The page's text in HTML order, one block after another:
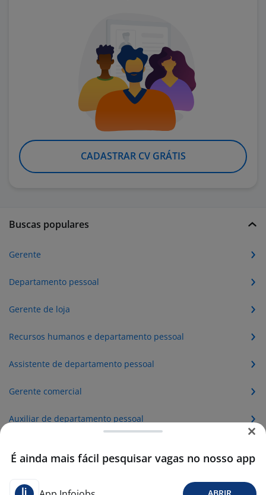
CADASTRAR CV GRÁTIS
Buscas populares
Gerente
Departamento pessoal
Gerente de loja
Recursos humanos e departamento pessoal
Assistente de departamento pessoal
Gerente comercial
Auxiliar de departamento pessoal
É ainda mais fácil pesquisar vagas no nosso app